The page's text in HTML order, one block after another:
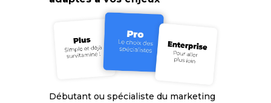
Débutant ou spécialiste du marketing